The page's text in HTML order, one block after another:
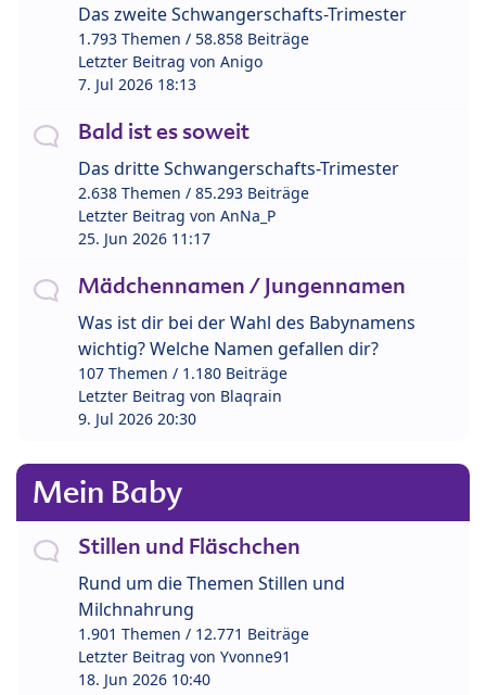
Das zweite Schwangerschafts-Trimester
1.793 Themen / 58.858 Beiträge
Letzter Beitrag von Anigo
7. Jul 2026 18:13
Bald ist es soweit
Das dritte Schwangerschafts-Trimester
2.638 Themen / 85.293 Beiträge
Letzter Beitrag von AnNa_P
25. Jun 2026 11:17
Mädchennamen / Jungennamen
Was ist dir bei der Wahl des Babynamens
wichtig? Welche Namen gefallen dir?
107 Themen / 1.180 Beiträge
Letzter Beitrag von Blaqrain
9. Jul 2026 20:30
Mein Baby
Stillen und Fläschchen
Rund um die Themen Stillen und
Milchnahrung
1.901 Themen / 12.771 Beiträge
Letzter Beitrag von Yvonne91
18. Jun 2026 10:40